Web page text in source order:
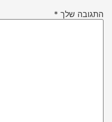
התגובה שלך *